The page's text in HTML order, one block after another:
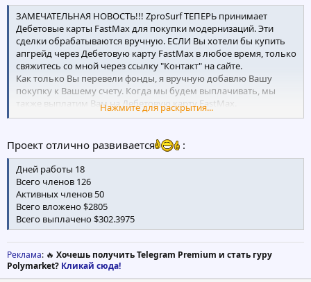
ЗАМЕЧАТЕЛЬНАЯ НОВОСТЬ!!! ZproSurf ТЕПЕРЬ принимает
Дебетовые карты FastMax для покупки модернизаций. Эти
сделки обрабатываются вручную. ЕСЛИ Вы хотели бы купить
апгрейд через Дебетовую карту FastMax в любое время, только
свяжитесь со мной через ссылку "Контакт" на сайте.
Как только Вы перевели фонды, я вручную добавлю Вашу
покупку к Вашему счету. Когда мы будем выплачивать, мы
также выплатим Вам на Дебетовую карту FastMax.
ZProSurf
Admin
Нажмите для раскрытия...
Проект отлично развивается :
Дней работы 18
Всего членов 126
Активных членов 50
Всего вложено $2805
Всего выплачено $302.3975
Реклама: 🔥 Хочешь получить Telegram Premium и стать гуру
Polymarket? Кликай сюда!